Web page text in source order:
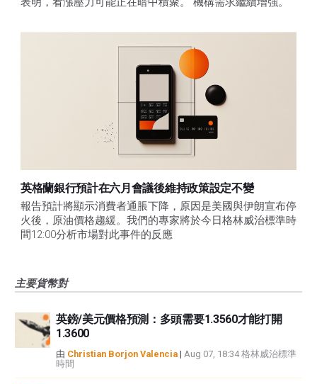
英格蘭銀行預計在六月會議後維持政策設定不變
報告預計將顯示消費者通脹下降，原因是美國與伊朗宣布停
火後，原油價格趨緩。我們的專家將於今日格林威治標準時
間12:00分析市場對此事件的反應
主要貨幣對
英鎊/美元價格預測：多頭需要1.3560才能打開
1.3600
由 Christian Borjon Valencia | Aug 07, 18:34 格林威治標準
時間